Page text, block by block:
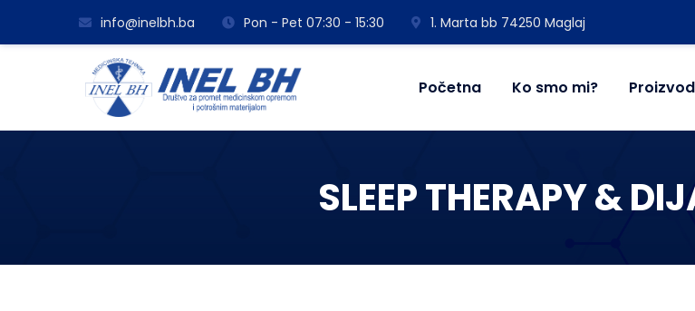
info@inelbh.ba Pon - Pet 07:30 - 15:30 1. Marta bb 74250 Maglaj
Početna Ko smo mi?
SLEEP THERAPY &